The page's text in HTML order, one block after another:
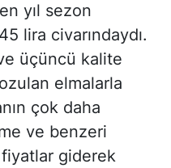
yıl sezon
lira civarındaydı.
üçüncü kalite
elmalarla
çok daha
ve benzeri
giderek